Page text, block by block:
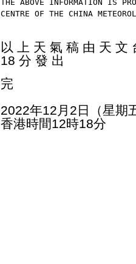
THE ABOVE INFORMATION IS
CENTRE OF THE CHINA
以 上 天 氣 稿 由 天 文
18 分 發 出
完
2022年12月2日（星期
香港時間12時18分